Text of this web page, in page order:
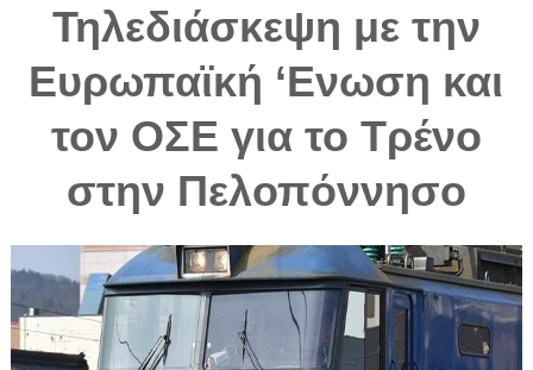
Τηλεδιάσκεψη με την
Ευρωπαϊκή ‘Ενωση και
τον ΟΣΕ για το Τρένο
στην Πελοπόννησο